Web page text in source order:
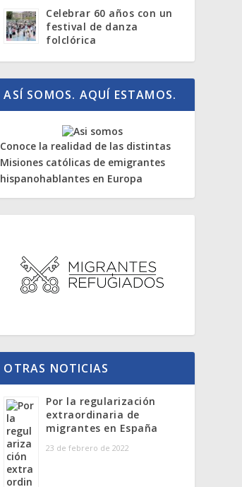
Celebrar 60 años con un
festival de danza
folclórica
ASÍ SOMOS. AQUÍ ESTAMOS.
Conoce la realidad de las distintas
Misiones católicas de emigrantes
hispanohablantes en Europa
OTRAS NOTICIAS
Por la regularización
extraordinaria de
migrantes en España
23 de febrero de 2022